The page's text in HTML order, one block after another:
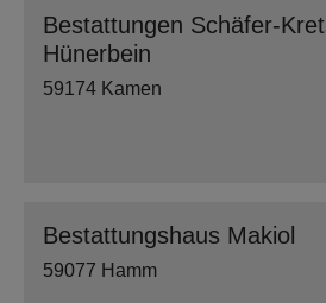
Bestattungen Schäfer-
Hünerbein
59174 Kamen
Bestattungshaus Makiol
59077 Hamm